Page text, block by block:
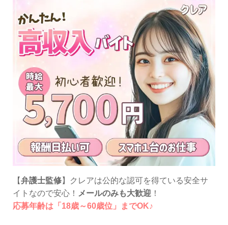
【弁護士監修】クレアは公的な認可を得ている安全サ
イトなので安心！ メールのみも大歓迎 ！
応募年齢は「18歳～60歳位」までOK♪